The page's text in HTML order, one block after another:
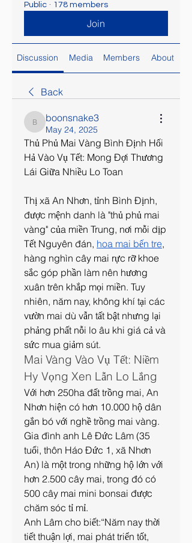
Public · 178 members
Join
Discussion Media Members About
Back
boonsnake3
boonsnake3
May 24, 2025
Thủ Phủ Mai Vàng Bình Định Hối
Hả Vào Vụ Tết: Mong Đợi Thương
Lái Giữa Nhiều Lo Toan
Thị xã An Nhơn, tỉnh Bình Định,
được mệnh danh là "thủ phủ mai
vàng" của miền Trung, nơi mỗi dịp
Tết Nguyên đán, hoa mai bến tre,
hàng nghìn cây mai rực rỡ khoe
sắc góp phần làm nên hương
xuân trên khắp mọi miền. Tuy
nhiên, năm nay, không khí tại các
vườn mai dù vẫn tất bật nhưng lại
phảng phất nỗi lo âu khi giá cả và
sức mua giảm sút.
Mai Vàng Vào Vụ Tết: Niềm
Hy Vọng Xen Lẫn Lo Lắng
Với hơn 250ha đất trồng mai, An
Nhơn hiện có hơn 10.000 hộ dân
gắn bó với nghề trồng mai vàng.
Gia đình anh Lê Đức Lâm (35
tuổi, thôn Háo Đức 1, xã Nhơn
An) là một trong những hộ lớn với
hơn 2.500 cây mai, trong đó có
500 cây mai mini bonsai được
chăm sóc tỉ mỉ.
Anh Lâm cho biết:“Năm nay thời
tiết thuận lợi, mai phát triển tốt,